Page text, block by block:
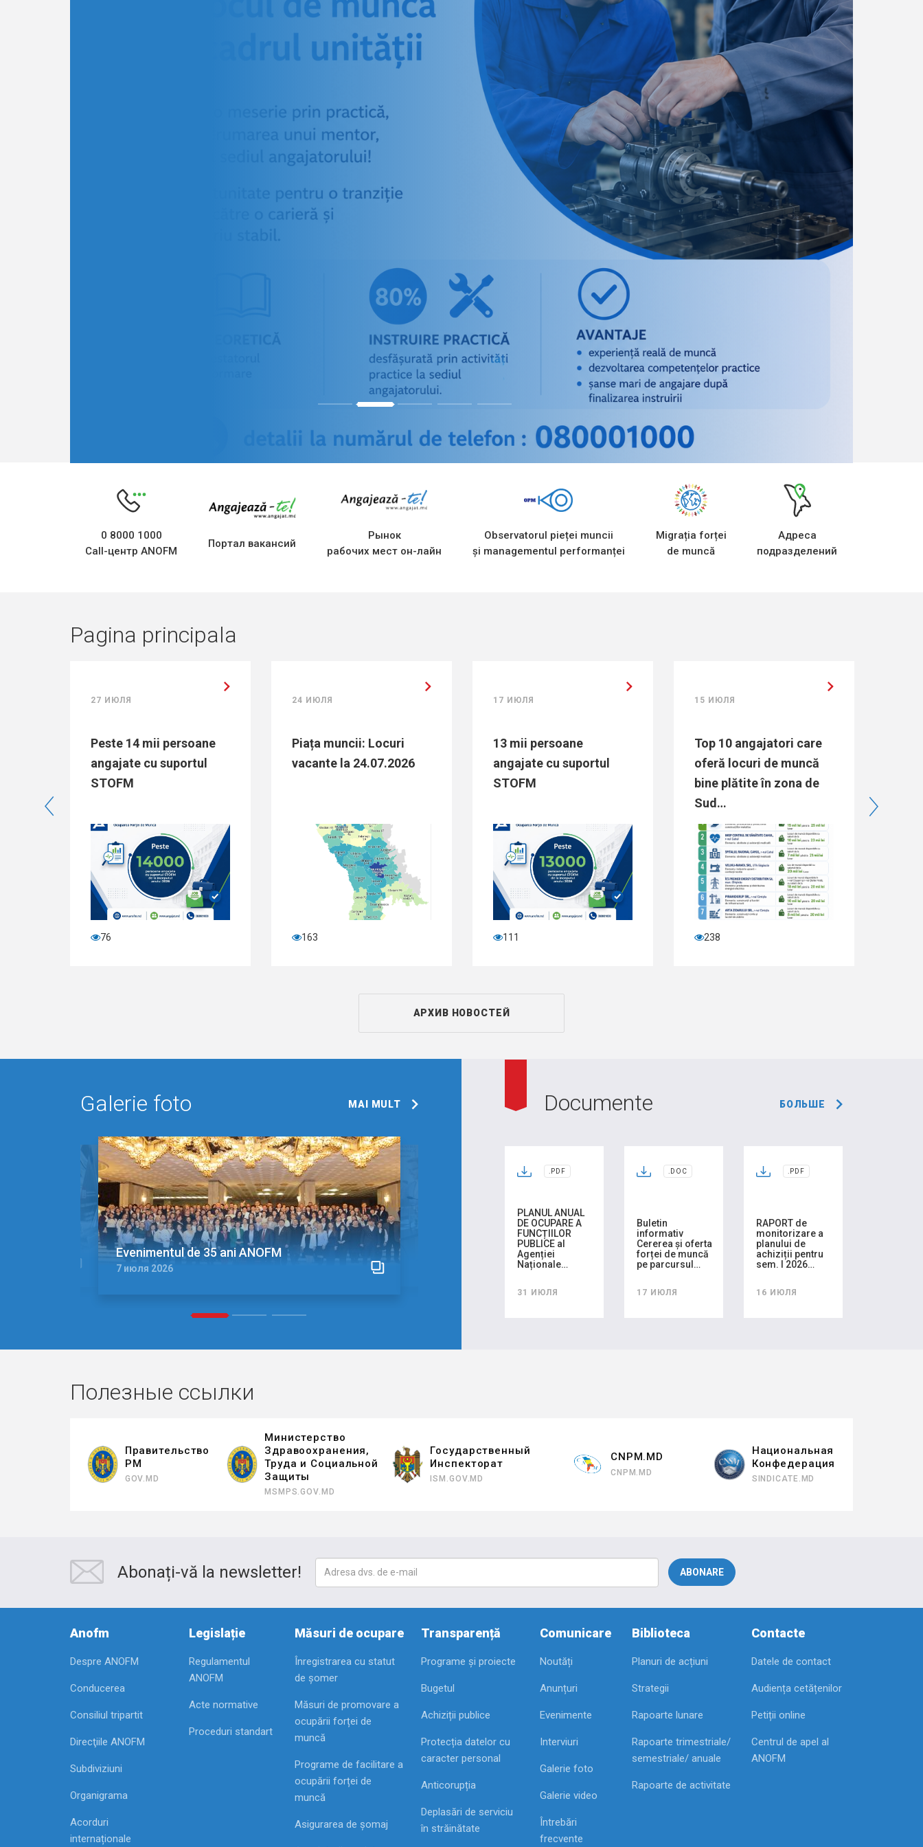
1 2 3 4 5
0 8000 1000
Call-центр ANOFM
Портал вакансий
Рынок
рабочих мест он-лайн
Observatorul pieței muncii
și managementul performanței
Migrația forței
de muncă
Адреса
подразделений
Pagina principala
Peste 14 mii persoane
angajate cu suportul
Piața muncii: Locuri
vacante la 24.07.2026
13 mii persoane
angajate cu suportul
Top 10 angajatori care
oferă locuri de muncă
bine plătite în zona de
pentru
АРХИВ НОВОСТЕЙ
Galerie foto MAI MULT
Evenimentul de 35 ani ANOFM
7 июля 2026
1 2 3
Documente БОЛЬШЕ
.PDF
PLANUL ANUAL
DE OCUPARE A
FUNCȚIILOR
PUBLICE al
Agenției
Naționale…
31 ИЮЛЯ
.DOC
Buletin
informativ
Cererea și oferta
forței de muncă
pe parcursul…
17 ИЮЛЯ
.PDF
RAPORT de
monitorizare a
planului de
achiziții pentru
sem. I 2026…
16 ИЮЛЯ
Полезные ссылки
Правительство
РМ
GOV.MD
Министерство
Здравоохранения,
Труда и Социальной
Защиты
MSMPS.GOV.MD
Государственный
Инспекторат
ISM.GOV.MD
CNPM.MD
CNPM.MD
Национальная
Конфедерация
SINDICATE.MD
Abonați-vă la newsletter!
Anofm
Despre ANOFM
Conducerea
Consiliul tripartit
Direcţiile ANOFM
Subdiviziuni
Organigrama
Acorduri
internaționale
Legislație
Regulamentul
ANOFM
Acte normative
Proceduri standart
Măsuri de ocupare
Înregistrarea cu statut
de șomer
Măsuri de promovare a
ocupării forței de
muncă
Programe de facilitare a
ocupării forței de
muncă
Asigurarea de șomaj
Transparență
Programe și proiecte
Bugetul
Achiziții publice
Protecția datelor cu
caracter personal
Anticorupția
Deplasări de serviciu
în străinătate
Comunicare
Noutăți
Anunțuri
Evenimente
Interviuri
Galerie foto
Galerie video
Întrebări
frecvente
Biblioteca
Planuri de acțiuni
Strategii
Rapoarte lunare
Rapoarte trimestriale/
semestriale/ anuale
Rapoarte de activitate
Contacte
Datele de contact
Audiența cetățenilor
Petiții online
Centrul de apel al
ANOFM